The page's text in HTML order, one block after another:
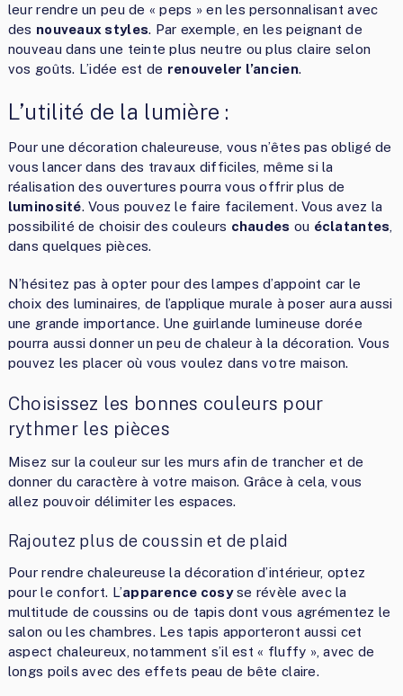
leur rendre un peu de « peps » en les personnalisant avec
des nouveaux styles. Par exemple, en les peignant de
nouveau dans une teinte plus neutre ou plus claire selon
vos goûts. L’idée est de renouveler l’ancien.
L’utilité de la lumière :
Pour une décoration chaleureuse, vous n’êtes pas obligé de
vous lancer dans des travaux difficiles, même si la
réalisation des ouvertures pourra vous offrir plus de
luminosité. Vous pouvez le faire facilement. Vous avez la
possibilité de choisir des couleurs chaudes ou éclatantes
dans quelques pièces.
N’hésitez pas à opter pour des lampes d’appoint car le
choix des luminaires, de l’applique murale à poser aura aussi
une grande importance. Une guirlande lumineuse dorée
pourra aussi donner un peu de chaleur à la décoration. Vous
pouvez les placer où vous voulez dans votre maison.
Choisissez les bonnes couleurs pour
rythmer les pièces
Misez sur la couleur sur les murs afin de trancher et de
donner du caractère à votre maison. Grâce à cela, vous
allez pouvoir délimiter les espaces.
Rajoutez plus de coussin et de plaid
Pour rendre chaleureuse la décoration d’intérieur, optez
pour le confort. L’apparence cosyse révèle avec la
multitude de coussins ou de tapis dont vous agrémentez le
salon ou les chambres. Les tapis apporteront aussi cet
aspect chaleureux, notamment s’il est « fluffy », avec de
longs poils avec des effets peau de bête claire.